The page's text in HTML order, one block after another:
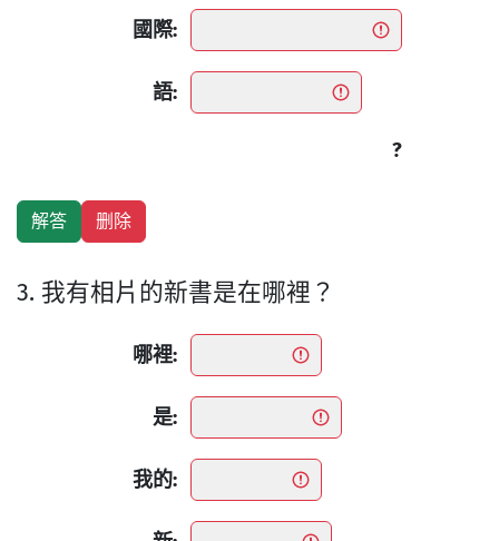
國際:
語:
?
3. 我有相片的新書是在哪裡？
哪裡:
是:
我的: